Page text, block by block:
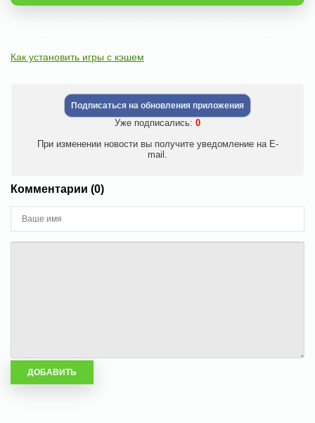
Как установить игры с кэшем
Подписаться на обновления приложения
Уже подписались: 0
При изменении новости вы получите уведомление на E-
mail.
Комментарии (0)